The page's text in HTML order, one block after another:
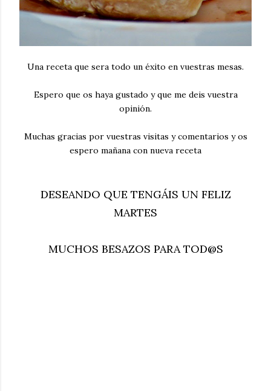
Una receta que sera todo un éxito en vuestras mesas.
Espero que os haya gustado y que me deis vuestra
opinión.
Muchas gracias por vuestras visitas y comentarios y os
espero mañana con nueva receta
DESEANDO QUE TENGÁIS UN FELIZ
MARTES
MUCHOS BESAZOS PARA TOD@S